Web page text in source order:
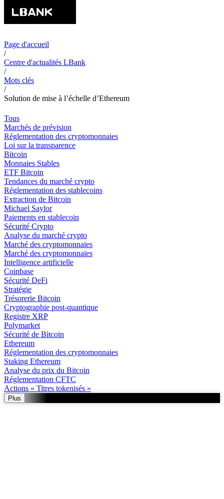
Page d'accueil
/
Centre d'actualités LBank
/
Mots clés
/
Solution de mise à l’échelle d’Ethereum
Tous
Marchés de prévision
Réglementation des cryptomonnaies
Loi sur la transparence
Bitcoin
Monnaies Stables
ETF Bitcoin
Tendances du marché crypto
Réglementation des stablecoins
Extraction de Bitcoin
Michael Saylor
Paiements en stablecoin
Sécurité Crypto
Analyse du marché crypto
Marché des cryptomonnaies
Marché des cryptomonnaies
Intelligence artificielle
Coinbase
Sécurité DeFi
Stratégie
Trésorerie Bitcoin
Cryptographie post-quantique
Registre XRP
Polymarket
Sécurité de Bitcoin
Ethereum
Réglementation des cryptomonnaies
Staking Ethereum
Analyse du prix du Bitcoin
Réglementation CFTC
Actions « Titres tokenisés »
Plus